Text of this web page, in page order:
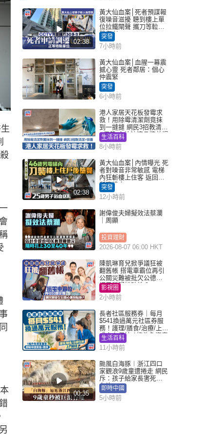
02:38
黃大仙血案│死者預謀報
復噪音滋擾 聽到樓上單
位拉鐵閘聲 攜刀等𨋢伏
擊傷者
突發
7小時前
黃大仙血案│血腥一幕震
撼心靈 死者鄰居：個心
仲震緊
突發
6小時前
港人家居天花板發霉求
救！用除霉清潔劑竟抹
到一撻撻 網民3招教清潔
+保養 本地油漆品牌曾提
醒勿用1物防變色
生活百科
8小時前
02:38
黃大仙血案│內情曝光 死
者對噪音非常敏感 電梯
內狂斬樓上住客 返回住
所墮樓亡
突發
12小時前
謝偉俊夫婦擬效法蔡瀾
｜周顯
投資理財
2026-08-07 06:00 HKT
陳凱琳育兒掀爭議狂被
翻舊帳 搭電車霸位再引
公關災難被批欠公德心
網民質疑扮貼地？
影視圈
2小時前
長者社區服務券｜每月
$541換過萬元社區券服
務！護理/膳食/治療/上門
或中心任揀 1條件免資產
審查（附申請資格及教
學）
生活百科
11小時前
00:35
颱風白海豚︱浙江四口
家觀浪9歲童遭捲走 網民
斥：孩子給家長害死︱
有片
即時中國
5小時前